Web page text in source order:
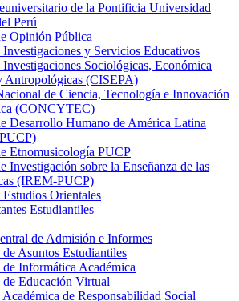
de la Pontificia Universidad
Perú
Opinión Pública
Investigaciones y Servicios Educativos
Investigaciones Sociológicas, Económica
Antropológicas (CISEPA)
de Ciencia, Tecnología e Innovación
(CONCYTEC)
Desarrollo Humano de América Latina
Etnomusicología PUCP
Investigación sobre la Enseñanza de las
(IREM-PUCP)
Orientales
Estudiantiles
de Admisión e Informes
Asuntos Estudiantiles
Informática Académica
Educación Virtual
de Responsabilidad Social